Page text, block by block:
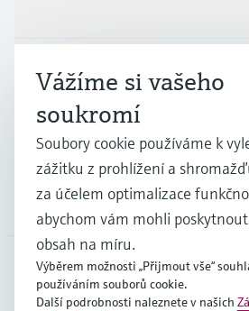
Průmysl
Podpora
Společnost
CZE•čeština
Vážíme si vašeho
soukromí
Soubory cookie používáme k
zážitku z prohlížení a
za účelem optimalizace
abychom vám mohli
obsah na míru.
Výběrem možnosti „Přijmout vše“
používáním souborů cookie.
Další podrobnosti naleznete v našich